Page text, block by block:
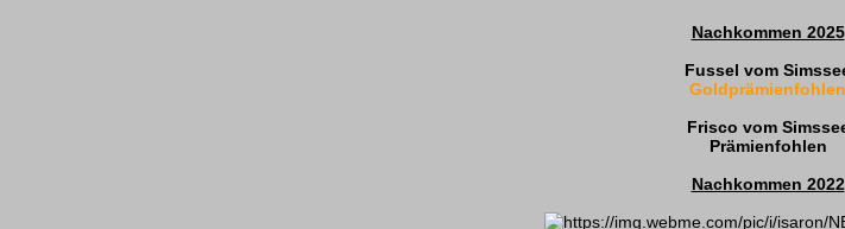
Nachkommen 2025
Fussel vom
Goldprämienfohlen
Frisco vom
Prämienfohlen
Nachkommen 2022